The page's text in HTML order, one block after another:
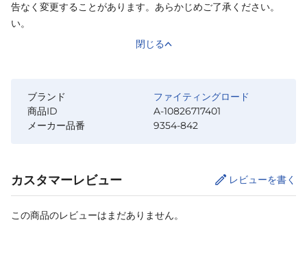
告なく変更することがあります。あらかじめご了承ください。
い。
閉じる
ブランド
ファイティングロード
商品ID
A-10826717401
メーカー品番
9354-842
カスタマーレビュー レビューを書く
この商品のレビューはまだありません。